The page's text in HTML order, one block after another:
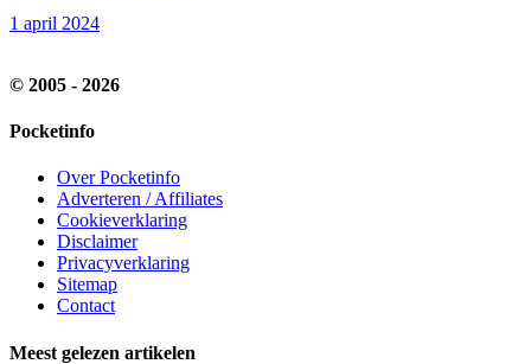
1 april 2024
© 2005 - 2026
Pocketinfo
Over Pocketinfo
Adverteren / Affiliates
Cookieverklaring
Disclaimer
Privacyverklaring
Sitemap
Contact
Meest gelezen artikelen